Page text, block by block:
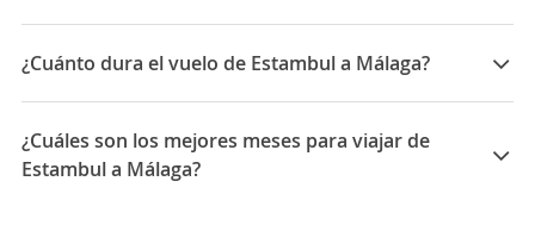
Las compañías que vuelan de Estambul a Málaga son:
Turkish Airlines, British Airways, KLM
¿Cuánto dura el vuelo de Estambul a Málaga?
La duración media para viajar entre Estambul y
Málaga es 12:20
¿Cuáles son los mejores meses para viajar de
Estambul a Málaga?